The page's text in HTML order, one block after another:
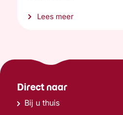
Lees meer
Direct naar
Bij u thuis